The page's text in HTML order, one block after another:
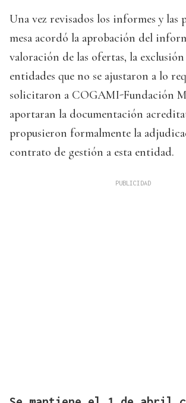
Una vez revisados los informes y las
mesa acordó la aprobación del
valoración de las ofertas, la exclusión
entidades que no se ajustaron a lo
solicitaron a COGAMI-Fundación
aportaran la documentación
propusieron formalmente la
contrato de gestión a esta entidad.